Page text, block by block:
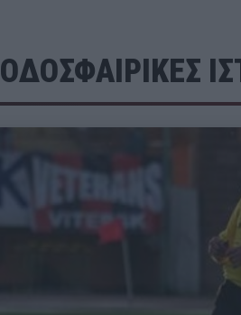
ΟΔΟΣΦΑΙΡΙΚΕΣ